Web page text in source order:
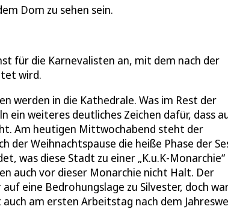
Dom zu sehen sein.
für die Karnevalisten an, mit dem nach der
wird.
werden in die Kathedrale. Was im Rest der
ein weiteres deutliches Zeichen dafür, dass
Am heutigen Mittwochabend steht der
Weihnachtspause die heiße Phase der
was diese Stadt zu einer „K.u.K-Monarchie“
auch vor dieser Monarchie nicht Halt. Der
eine Bedrohungslage zu Silvester, doch
am ersten Arbeitstag nach dem